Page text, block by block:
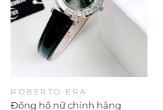
ROBERTO ERA
Đồng hồ nữ chính hãng